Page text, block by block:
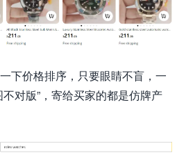
下价格排序，只要眼睛不盲，一
对版”，寄给买家的都是仿牌产